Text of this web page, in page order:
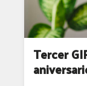
Tercer